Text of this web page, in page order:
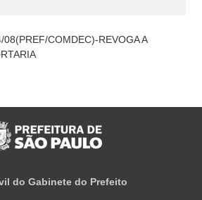
08(PREF/COMDEC)-REVOGA A
do Gabinete do Prefeito